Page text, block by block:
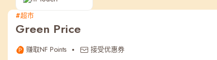
热门
#超市
Green Price
赚取NF Points 接受优惠券